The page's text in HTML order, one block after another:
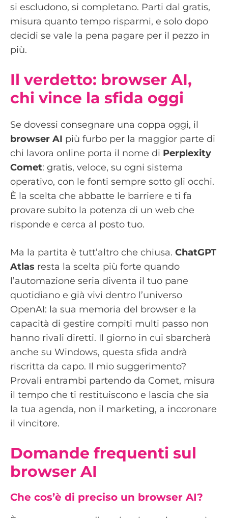
si escludono, si completano. Parti dal gratis,
misura quanto tempo risparmi, e solo dopo
decidi se vale la pena pagare per il pezzo in
più.
Il verdetto: browser AI,
chi vince la sfida oggi
Se dovessi consegnare una coppa oggi, il
browser AI più furbo per la maggior parte di
chi lavora online porta il nome di Perplexity
Comet: gratis, veloce, su ogni sistema
operativo, con le fonti sempre sotto gli occhi.
È la scelta che abbatte le barriere e ti fa
provare subito la potenza di un web che
risponde e cerca al posto tuo.
Ma la partita è tutt’altro che chiusa. ChatGPT
Atlas resta la scelta più forte quando
l’automazione seria diventa il tuo pane
quotidiano e già vivi dentro l’universo
OpenAI: la sua memoria del browser e la
capacità di gestire compiti multi passo non
hanno rivali diretti. Il giorno in cui sbarcherà
anche su Windows, questa sfida andrà
riscritta da capo. Il mio suggerimento?
Provali entrambi partendo da Comet, misura
il tempo che ti restituiscono e lascia che sia
la tua agenda, non il marketing, a incoronare
il vincitore.
Domande frequenti sul
browser AI
Che cos’è di preciso un browser AI?